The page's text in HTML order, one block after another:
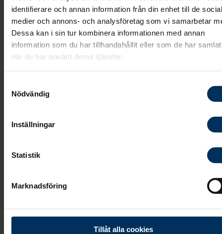
identifierare och annan information från din enhet till de
medier och annons- och analysföretag som vi samarbetar
Dessa kan i sin tur kombinera informationen med annan
information som du har tillhandahållit eller som de har
när du har använt deras tjänster.
Nödvändig
Inställningar
Statistik
Marknadsföring
Tillåt alla cookies
inom Fonus och handläggningen görs av erfarna
personer som har gedigen erfarenhet av att
olika ärenden inom begravningsområdet ur kundens
synvinkel.
E-post:kundombudsmannen@fonus.se
Postadress: Kundombudsmannen, Fonus,
Väderkvarnsgatan 17 C, 753 29 Uppsala
Är du inte nöjd med Kundombudsmannens beslut
andra möjligheter att få ditt ärende omprövat.
är att du då vänder dig till